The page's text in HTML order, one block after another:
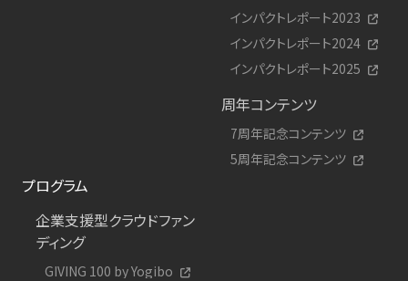
インパクトレポート2023
インパクトレポート2024
インパクトレポート2025
周年コンテンツ
7周年記念コンテンツ
5周年記念コンテンツ
プログラム
企業支援型クラウドファン
ディング
GIVING 100 by Yogibo